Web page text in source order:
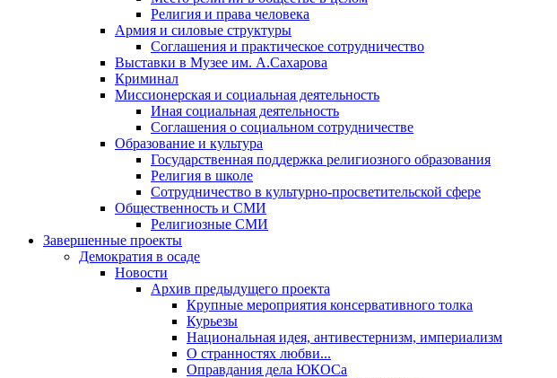
Религия и права человека
Армия и силовые структуры
Соглашения и практическое сотрудничество
Выставки в Музее им. А.Сахарова
Криминал
Миссионерская и социальная деятельность
Иная социальная деятельность
Соглашения о социальном сотрудничестве
Образование и культура
Государственная поддержка религиозного образования
Религия в школе
Сотрудничество в культурно-просветительской сфере
Общественность и СМИ
Религиозные СМИ
Завершенные проекты
Демократия в осаде
Новости
Архив предыдущего проекта
Крупные мероприятия консервативного толка
Курьезы
Национальная идея, антивестернизм, империализм
О странностях любви...
Оправдания дела ЮКОСа